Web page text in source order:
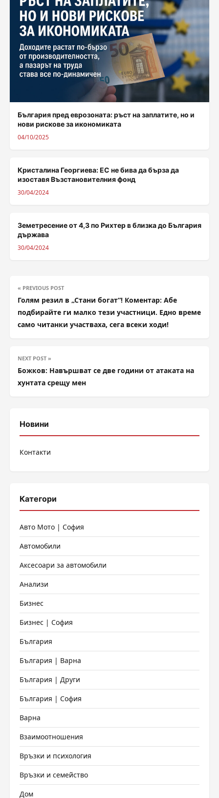
България пред еврозоната: ръст на заплатите, но и
нови рискове за икономиката
04/10/2025
Кристалина Георгиева: ЕС не бива да бърза да
изоставя Възстановителния фонд
30/04/2024
Земетресение от 4,3 по Рихтер в близка до България
държава
30/04/2024
« PREVIOUS POST
Голям резил в „Стани богат“! Коментар: Абе
подбирайте ги малко тези участници. Едно време
само читанки участваха, сега всеки ходи!
NEXT POST »
Божков: Навършват се две години от атаката на
хунтата срещу мен
Новини
Контакти
Категори
Авто Мото | София
Автомобили
Аксесоари за автомобили
Анализи
Бизнес
Бизнес | София
България
България | Варна
България | Други
България | София
Варна
Взаимоотношения
Връзки и психология
Връзки и семейство
Дом